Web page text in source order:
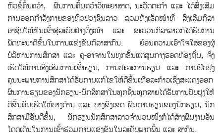
ຫົວຂໍ້ຄົ້ນຄວ້າ, ຜົນການຄົ້ນຄວ້າວິທະຍາສາດ, ນະວັດຕະກຳ ແລະ ໄດ້ສົ່ງເສີມ
ການອອກກໍາລັງກາຍຂອງທ່ົວປວງຊົນລາວ ລວມທັງເຮັດໜ້າທ່ີ ສົ່ງເສີມກິລາ
ອາຊີບໃຫ້ຫັນເຂົ້າສູ່ລະບົບຢ່າງຕັ້ງໜ້າ ແລະ ຂະບວນກິລາລາວກໍໄດ້ຮັບການ
ພັດທະນາດີຂຶ້ນໃນການແຂ່ງຂັນກິລາສາກົນ. ຍ້ອນຄວາມເອົາໃຈໃສ່ຂອງຜູ້
ບໍລິຫານການສຶກສາ ແລະ ຄູ-ອາຈານໃນທຸກຂັັ້ນແຕ່ສູນກາງຮອດທ້ອງຖິ່ນ, ຈຶ່ງ
ເຮັດໃຫ້ການສົ່ງເສີມການເຂົ້າຮຽນ, ການປະລະການຮຽນ ແລະ ການປັບປຸງ
ຄຸນນະພາບການສຶກສາໄດ້ຮັບການແກ້ໄຂໃຫ້ດີຂຶ້ນເທື່ອລະກ້າວເຊ່ິງສະແດງອອກ
ຜົນການຮຽນຂອງນັກຮຽນ-ນັກສຶກສາໃນທຸກຊ້ັນທຸກສາຍໄດ້ຮັບການປັບປຸງໃຫ້
ດີຂຶ້ນອັນເຮັດໃຫ້ບາງດ້ານ ແລະ ບາງຂົງເຂດ ຜົນການຮຽນຂອງນັກຮຽນ, ນັກ
ສຶກສາມີອັນດີຂ້ຶ້ນ, ນັກຮຽນນັກສຶກສາລາວຈໍານວນໜຶ່ງກໍໄດ້ສ້າງຜົນງານອັນ
ໂດດເດັ່ນໃນການເຂົ້າຮ່ວມການແຂ່ງຂັນໃນລະດັບພາກພື້ນ ແລະ ສາກົນ.